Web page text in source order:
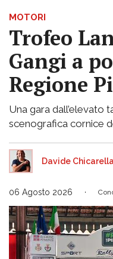
MOTORI
Trofeo
Gangi a
Regione
Una gara dall’elevato
scenografica cornice
Davide Chicarella
06 Agosto 2026